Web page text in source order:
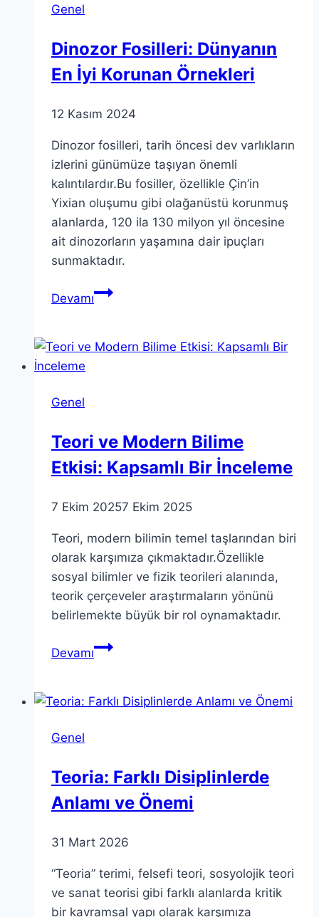
Genel
Dinozor Fosilleri: Dünyanın
En İyi Korunan Örnekleri
12 Kasım 2024
Dinozor fosilleri, tarih öncesi dev varlıkların
izlerini günümüze taşıyan önemli
kalıntılardır.Bu fosiller, özellikle Çin’in
Yixian oluşumu gibi olağanüstü korunmuş
alanlarda, 120 ila 130 milyon yıl öncesine
ait dinozorların yaşamına dair ipuçları
sunmaktadır.
DevamıDinozor
En
Genel
Teori ve Modern Bilime
Etkisi: Kapsamlı Bir İnceleme
7 Ekim 20257 Ekim 2025
Teori, modern bilimin temel taşlarından biri
olarak karşımıza çıkmaktadır.Özellikle
sosyal bilimler ve fizik teorileri alanında,
teorik çerçeveler araştırmaların yönünü
belirlemekte büyük bir rol oynamaktadır.
DevamıTeori
Bilime
İnceleme
Genel
Teoria: Farklı Disiplinlerde
Anlamı ve Önemi
31 Mart 2026
“Teoria” terimi, felsefi teori, sosyolojik teori
ve sanat teorisi gibi farklı alanlarda kritik
bir kavramsal yapı olarak karşımıza